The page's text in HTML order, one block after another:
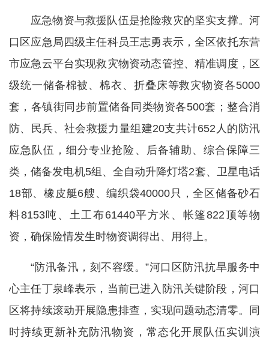
应急物资与救援队伍是抢险救灾的坚实支撑。河
口区应急局四级主任科员王志勇表示，全区依托东营
市应急云平台实现救灾物资动态管控、精准调度，区
级统一储备棉被、棉衣、折叠床等救灾物资各5000
套，各镇街同步前置储备同类物资各500套；整合消
防、民兵、社会救援力量组建20支共计652人的防汛
应急队伍，细分专业抢险、后备辅助、综合保障三
类，储备发电机5组、全自动升降灯塔2套、卫星电话
18部、橡皮艇6艘、编织袋40000只，全区储备砂石
料8153吨、土工布61440平方米、帐篷822顶等物
资，确保险情发生时物资调得出、用得上。
“防汛备汛，刻不容缓。”河口区防汛抗旱服务中
心主任丁泉峰表示，当前已进入防汛关键阶段，河口
区将持续滚动开展隐患排查，实现问题动态清零。同
时持续更新补充防汛物资，常态化开展队伍实训演